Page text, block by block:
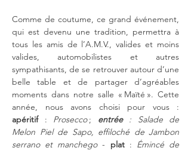
Comme de coutume, ce grand événement,
qui est devenu une tradition, permettra à
tous les amis de l’A.M.V., valides et moins
valides, automobilistes et autres
sympathisants, de se retrouver autour d’une
belle table et de partager d’agréables
moments dans notre salle « Maïté ». Cette
année, nous avons choisi pour vous :
apéritif : Prosecco ; entrée : Salade de
Melon Piel de Sapo, effiloché de Jambon
serrano et manchego - plat : Émincé de